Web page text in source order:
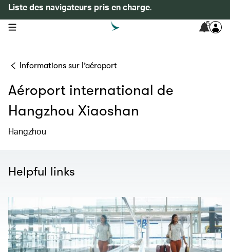
Liste des navigateurs pris en charge.
open navigation menu 5
Informations sur l’aéroport
Aéroport international de
Hangzhou Xiaoshan
Hangzhou
Helpful links